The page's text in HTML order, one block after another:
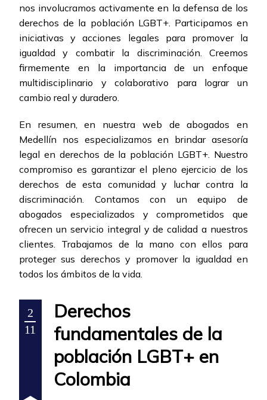
nos involucramos activamente en la defensa de los
derechos de la población LGBT+. Participamos en
iniciativas y acciones legales para promover la
igualdad y combatir la discriminación. Creemos
firmemente en la importancia de un enfoque
multidisciplinario y colaborativo para lograr un
cambio real y duradero.
En resumen, en nuestra web de abogados en
Medellín nos especializamos en brindar asesoría
legal en derechos de la población LGBT+. Nuestro
compromiso es garantizar el pleno ejercicio de los
derechos de esta comunidad y luchar contra la
discriminación. Contamos con un equipo de
abogados especializados y comprometidos que
ofrecen un servicio integral y de calidad a nuestros
clientes. Trabajamos de la mano con ellos para
proteger sus derechos y promover la igualdad en
todos los ámbitos de la vida.
2
11
Derechos
fundamentales de la
población LGBT+ en
Colombia